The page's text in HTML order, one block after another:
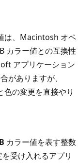
は、Macintosh オペ
カラー値との互換性
アプリケーション
がありますが、
の変更を直接やり
カラー値を表す整数
受け入れるアプリ